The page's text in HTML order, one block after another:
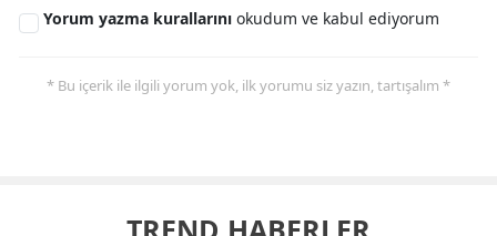
Yorum yazma kurallarını okudum ve kabul ediyorum
* Bu içerik ile ilgili yorum yok, ilk yorumu siz yazın, tartışalım *